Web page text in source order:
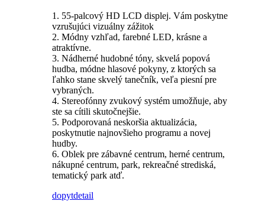
1. 55-palcový HD LCD displej. Vám poskytne
vzrušujúci vizuálny zážitok
2. Módny vzhľad, farebné LED, krásne a
atraktívne.
3. Nádherné hudobné tóny, skvelá popová
hudba, módne hlasové pokyny, z ktorých sa
ľahko stane skvelý tanečník, veľa piesní pre
vybraných.
4. Stereofónny zvukový systém umožňuje, aby
ste sa cítili skutočnejšie.
5. Podporovaná neskoršia aktualizácia,
poskytnutie najnovšieho programu a novej
hudby.
6. Oblek pre zábavné centrum, herné centrum,
nákupné centrum, park, rekreačné strediská,
tematický park atď.
dopytdetail